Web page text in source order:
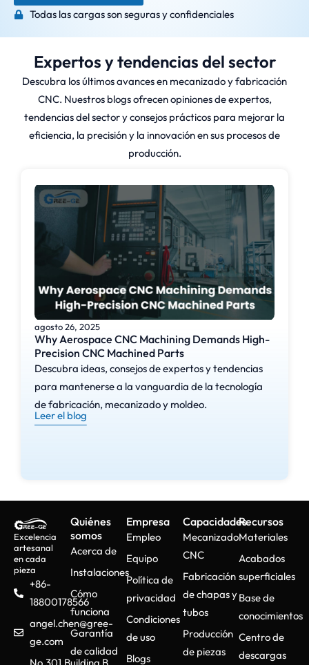
Todas las cargas son seguras y confidenciales
Expertos y tendencias del sector
Descubra los últimos avances en mecanizado y fabricación
CNC. Nuestros blogs ofrecen opiniones de expertos,
tendencias del sector y consejos prácticos para mejorar la
eficiencia, la precisión y la innovación en sus procesos de
producción.
agosto 26, 2025
Why Aerospace CNC Machining Demands High-
Precision CNC Machined Parts
Descubra ideas, consejos de expertos y tendencias
para mantenerse a la vanguardia de la tecnología
de fabricación, mecanizado y moldeo.
Leer el blog
Excelencia
artesanal
en cada
pieza
+86-
18800178566
angel.chen@gree-
ge.com
Quiénes
somos
Acerca de
Instalaciones
Cómo
funciona
Garantía
de calidad
Empresa
Empleo
Equipo
Política de
privacidad
Condiciones
de uso
Blogs
Capacidades
Mecanizado
CNC
Fabricación
de chapas y
tubos
Producción
de piezas
Recursos
Materiales
Acabados
superficiales
Base de
conocimientos
Centro de
descargas